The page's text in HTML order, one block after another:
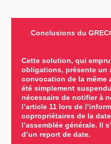
Conclusions du
Cette solution, qui
obligations, présente un
convocation de la même
été simplement
nécessaire de notifier à
l’article 11 lors de
copropriétaires de la
l’assemblée générale. Il
d’un report de date.